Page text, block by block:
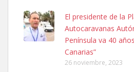
SHIBA PERDIDO AVDA JOSE MESA
PERRO MACHO RAZA SHIBA CON
06/07/2025 ZONA MESA Y LOPEZ. ES
Leales.org » Gran Canaria
6.7.2025
El presidente de la
Autocaravanas
Península va 40
Canarias”
26 noviembre, 2023